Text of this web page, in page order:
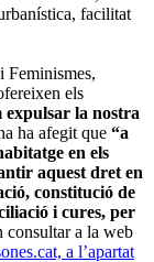
facilitat
Feminismes,
els
expulsar la nostra
ha afegit que “a
en els
aquest dret en
constitució de
i cures, per
consultar a la web
a l’apartat